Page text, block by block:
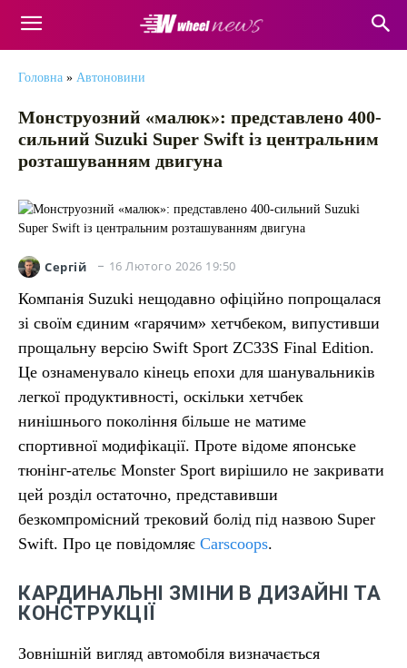
Головна » Автоновини
Монструозний «малюк»: представлено 400-
сильний Suzuki Super Swift із центральним
розташуванням двигуна
Сергій 16 Лютого 2026 19:50
Компанія Suzuki нещодавно офіційно попрощалася
зі своїм єдиним «гарячим» хетчбеком, випустивши
прощальну версію Swift Sport ZC33S Final Edition.
Це ознаменувало кінець епохи для шанувальників
легкої продуктивності, оскільки хетчбек
нинішнього покоління більше не матиме
спортивної модифікації. Проте відоме японське
тюнінг-ательє Monster Sport вирішило не закривати
цей розділ остаточно, представивши
безкомпромісний трековий болід під назвою Super
Swift. Про це повідомляє Carscoops.
КАРДИНАЛЬНІ ЗМІНИ В ДИЗАЙНІ ТА
КОНСТРУКЦІЇ
Зовнішній вигляд автомобіля визначається